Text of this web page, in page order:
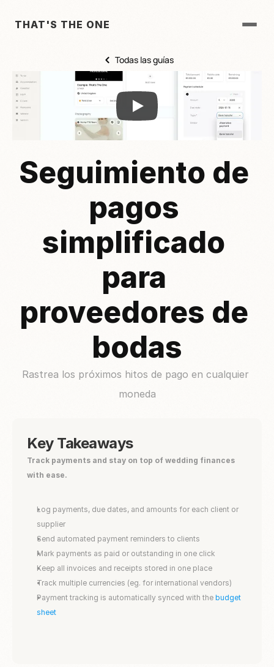
THAT'S THE ONE
Todas las guías
Seguimiento de
pagos
simplificado
para
proveedores de
bodas
Rastrea los próximos hitos de pago en cualquier
moneda
Key Takeaways
Track payments and stay on top of wedding finances
with ease.
Log payments, due dates, and amounts for each client or
supplier
Send automated payment reminders to clients
Mark payments as paid or outstanding in one click
Keep all invoices and receipts stored in one place
Track multiple currencies (eg. for international vendors)
Payment tracking is automatically synced with the budget
sheet